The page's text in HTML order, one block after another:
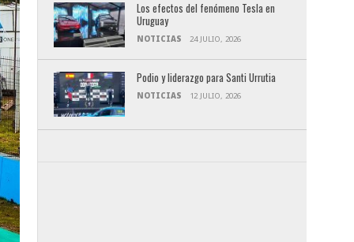
Los efectos del fenómeno Tesla en
Uruguay
NOTICIAS 24 JULIO, 2026
Podio y liderazgo para Santi Urrutia
NOTICIAS 12 JULIO, 2026